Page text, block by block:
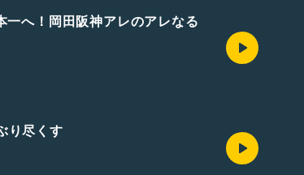
へ！岡田阪神アレのアレなる
り尽くす